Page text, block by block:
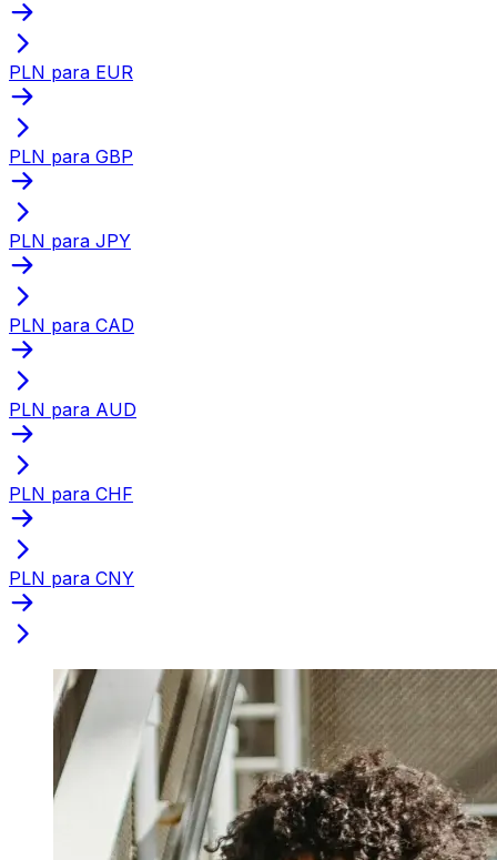
PLN para EUR
PLN para GBP
PLN para JPY
PLN para CAD
PLN para AUD
PLN para CHF
PLN para CNY